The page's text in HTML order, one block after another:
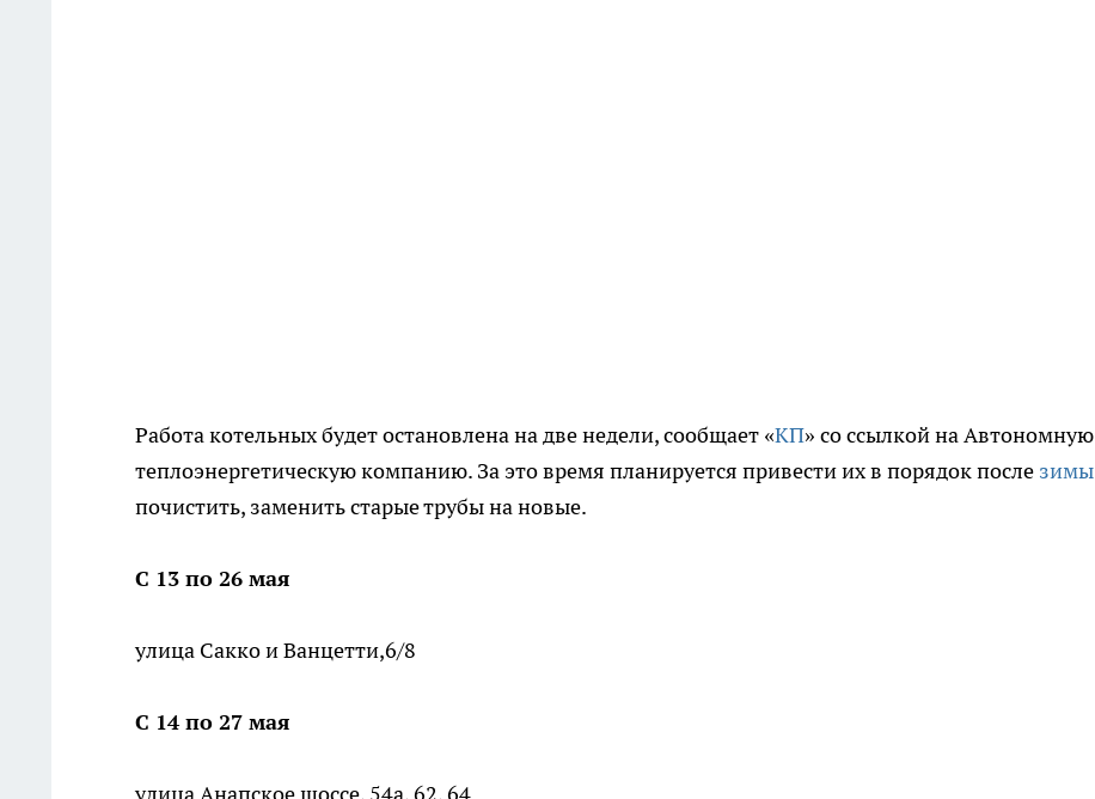
Работа котельных будет остановлена на две недели, сообщает «КП» со ссылкой на Автономную
теплоэнергетическую компанию. За это время планируется привести их в порядок после зимы
почистить, заменить старые трубы на новые.
С 13 по 26 мая
улица Сакко и Ванцетти,6/8
С 14 по 27 мая